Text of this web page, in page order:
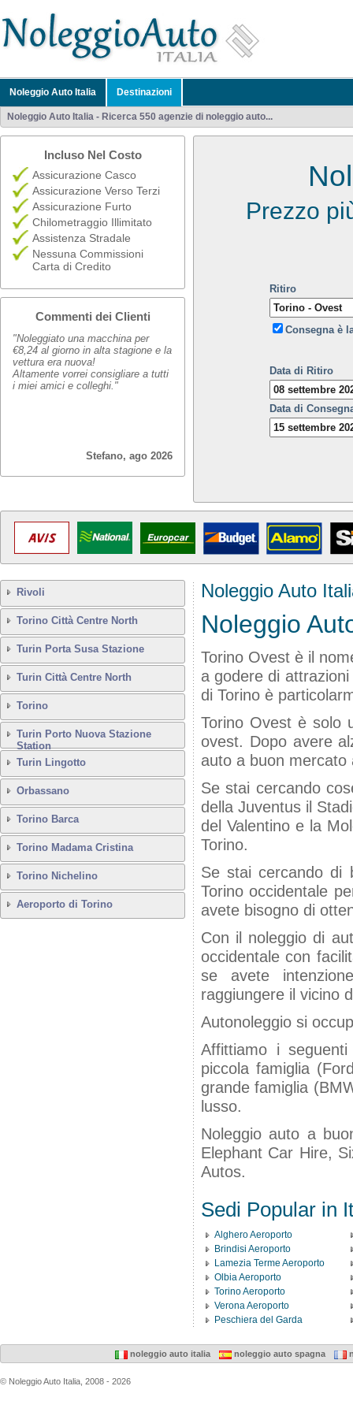
Noleggio Auto Italia Destinazioni
Noleggio Auto Italia - Ricerca 550 agenzie di noleggio auto...
Incluso Nel Costo
Assicurazione Casco
Assicurazione Verso Terzi
Assicurazione Furto
Chilometraggio Illimitato
Assistenza Stradale
Nessuna Commissioni
Carta di Credito
Commenti dei Clienti
"Noleggiato una macchina per
€8,24 al giorno in alta stagione e la
vettura era nuova!
Altamente vorrei consigliare a tutti
i miei amici e colleghi."
Stefano, ago 2026
Prezzo
Ritiro
Consegna è
Data di Ritiro
Data di
Rivoli
Torino Città Centre North
Turin Porta Susa Stazione
Turin Città Centre North
Torino
Turin Porto Nuova Stazione
Station
Turin Lingotto
Orbassano
Torino Barca
Torino Madama Cristina
Torino Nichelino
Aeroporto di Torino
Noleggio Auto
Noleggio
Torino Ovest è il
a godere di
di Torino è
Torino Ovest è solo
ovest. Dopo avere
auto a buon
Se stai cercando
della Juventus il
del Valentino e la
Torino.
Se stai cercando di
Torino occidentale
avete bisogno di
Con il noleggio di
occidentale con
se avete
raggiungere il vicino
Autonoleggio si
Affittiamo i
piccola famiglia
grande famiglia
lusso.
Noleggio auto a
Elephant Car Hire,
Autos.
Sedi Popular in
Alghero Aeroporto
Brindisi Aeroporto
Lamezia Terme Aeroporto
Olbia Aeroporto
Torino Aeroporto
Verona Aeroporto
Peschiera del Garda
noleggio auto italia noleggio auto spagna
© Noleggio Auto Italia, 2008 - 2026